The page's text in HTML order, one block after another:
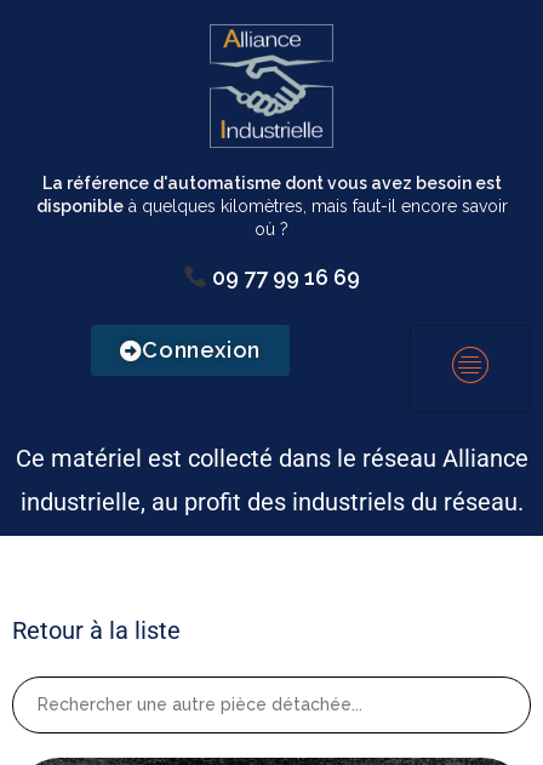
La référence d'automatisme dont vous avez besoin est
disponibleà quelques kilomètres, mais faut-il encore savoir
où ?
09 77 99 16 69
Connexion
Ce matériel est collecté dans le réseau Alliance
industrielle, au profit des industriels du réseau.
Retour à la liste